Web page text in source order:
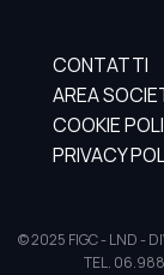
CONTATTI
AREA
COOKIE
PRIVACY
© 2025 FIGC - LND -
TEL.